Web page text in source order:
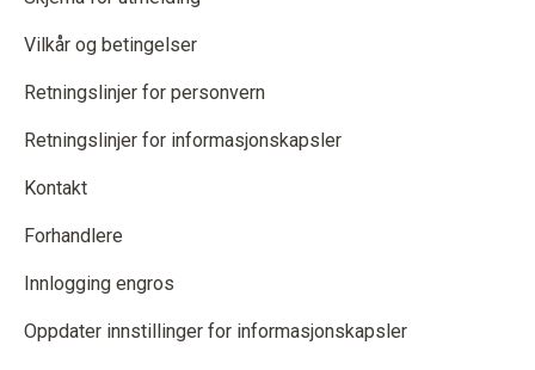
Vilkår og betingelser
Retningslinjer for personvern
Retningslinjer for informasjonskapsler
Kontakt
Forhandlere
Innlogging engros
Oppdater innstillinger for informasjonskapsler